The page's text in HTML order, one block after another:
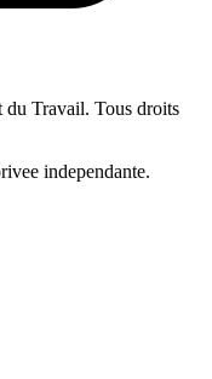
Travail. Tous droits
independante.